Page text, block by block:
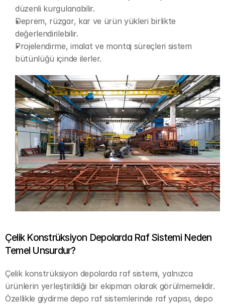
düzenli kurgulanabilir.
Deprem, rüzgar, kar ve ürün yükleri birlikte
değerlendirilebilir.
Projelendirme, imalat ve montaj süreçleri sistem
bütünlüğü içinde ilerler.
Çelik Konstrüksiyon Depolarda Raf Sistemi Neden
Temel Unsurdur?
Çelik konstrüksiyon depolarda raf sistemi, yalnızca
ürünlerin yerleştirildiği bir ekipman olarak görülmemelidir.
Özellikle giydirme depo raf sistemlerinde raf yapısı, depo